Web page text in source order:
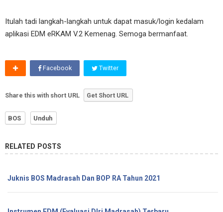
Itulah tadi langkah-langkah untuk dapat masuk/login kedalam
aplikasi EDM eRKAM V.2 Kemenag. Semoga bermanfaat.
Facebook Twitter
Share this with short URL Get Short URL
BOS Unduh
RELATED POSTS
Juknis BOS Madrasah Dan BOP RA Tahun 2021